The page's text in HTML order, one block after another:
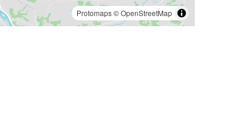
Protomaps©OpenStreetMap